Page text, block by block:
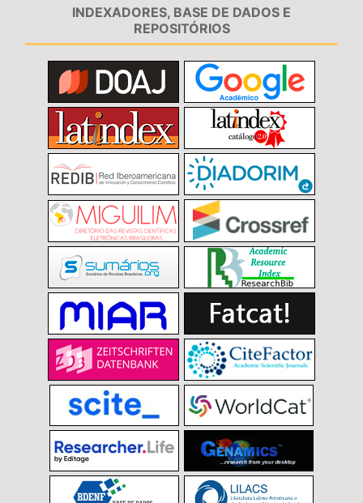
INDEXADORES, BASE DE DADOS E
REPOSITÓRIOS